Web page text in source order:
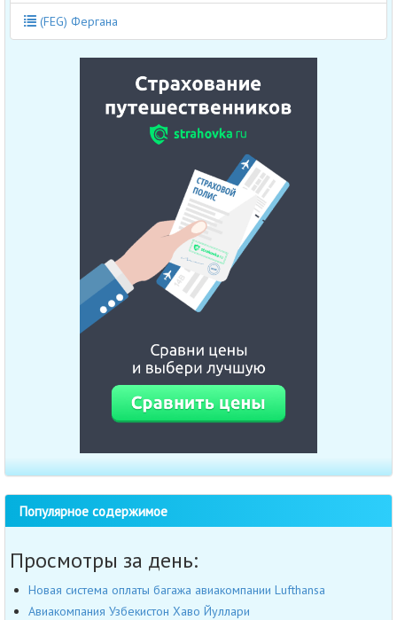
(FEG) Фергана
Популярное содержимое
Просмотры за день:
Новая система оплаты багажа авиакомпании Lufthansa
Авиакомпания Узбекистон Хаво Йуллари